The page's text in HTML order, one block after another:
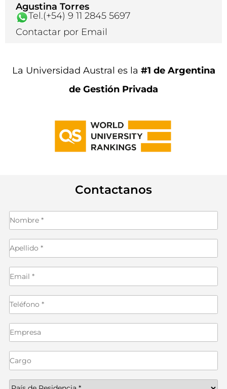
Agustina Torres
Tel.(+54) 9 11 2845 5697
Contactar por Email
La Universidad Austral es la #1 de Argentina
de Gestión Privada